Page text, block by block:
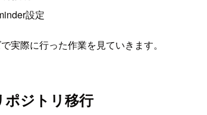
設定
実際に行った作業を見ていきます。
ジトリ移行